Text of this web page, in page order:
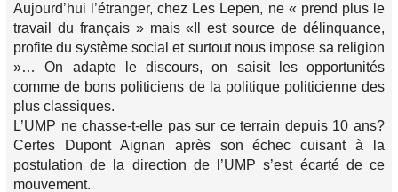
Aujourd’hui l’étranger, chez Les Lepen, ne « prend plus le
travail du français » mais «Il est source de délinquance,
profite du système social et surtout nous impose sa religion
»… On adapte le discours, on saisit les opportunités
comme de bons politiciens de la politique politicienne des
plus classiques.
L’UMP ne chasse-t-elle pas sur ce terrain depuis 10 ans?
Certes Dupont Aignan après son échec cuisant à la
postulation de la direction de l’UMP s’est écarté de ce
mouvement.